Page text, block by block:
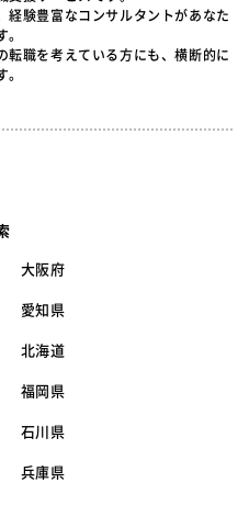
経験豊富なコンサルタントがあなた
。
転職を考えている方にも、横断的に
。
大阪府
愛知県
北海道
福岡県
石川県
兵庫県